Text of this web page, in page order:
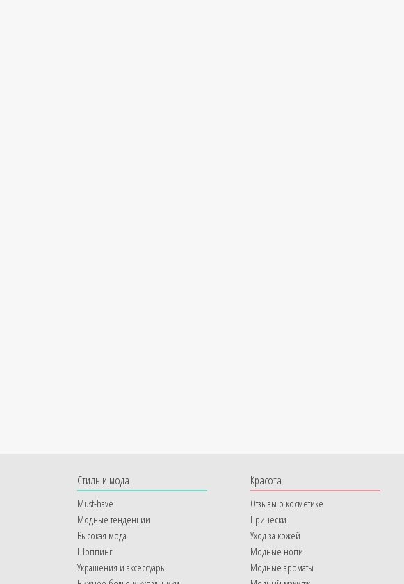
Cтиль и мода
Must-have
Модные тенденции
Высокая мода
Шоппинг
Украшения и аксессуары
Красота
Отзывы о косметике
Прически
Уход за кожей
Модные ногти
Модные ароматы